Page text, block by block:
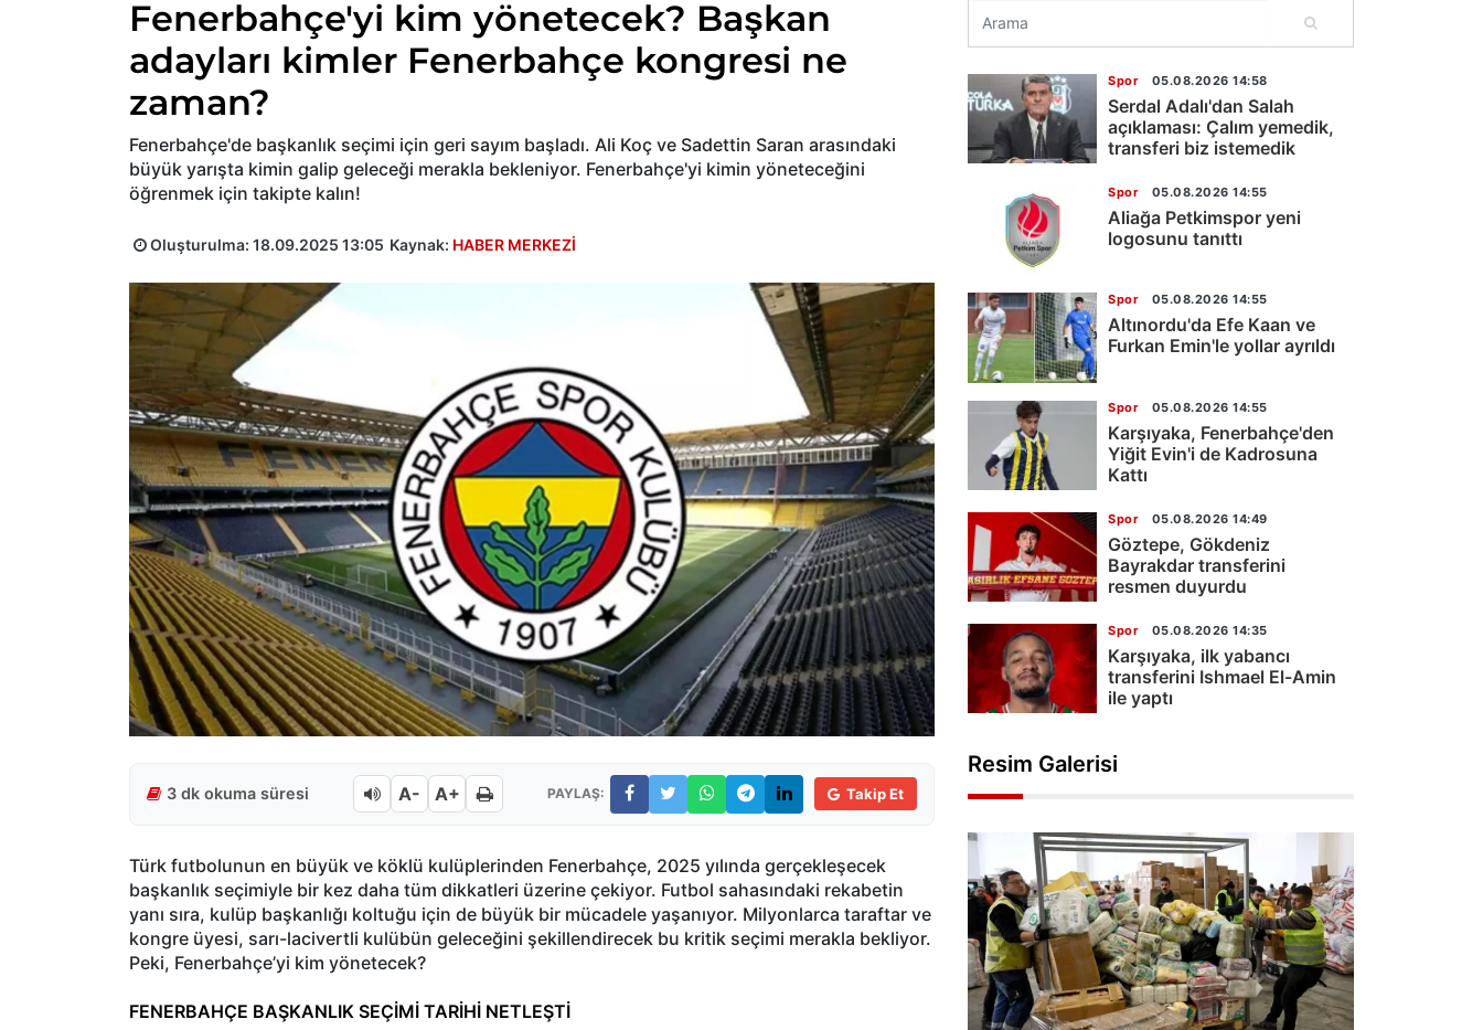
Fenerbahçe'yi kim yönetecek? Başkan
adayları kimler Fenerbahçe kongresi ne
zaman?
Fenerbahçe'de başkanlık seçimi için geri sayım başladı. Ali Koç ve Sadettin Saran arasındaki
büyük yarışta kimin galip geleceği merakla bekleniyor. Fenerbahçe'yi kimin yöneteceğini
öğrenmek için takipte kalın!
Oluşturulma: 18.09.2025 13:05 Kaynak: HABER MERKEZİ
3 dk okuma süresi A- A+ PAYLAŞ: Takip Et
Türk futbolunun en büyük ve köklü kulüplerinden Fenerbahçe, 2025 yılında gerçekleşecek
başkanlık seçimiyle bir kez daha tüm dikkatleri üzerine çekiyor. Futbol sahasındaki rekabetin
yanı sıra, kulüp başkanlığı koltuğu için de büyük bir mücadele yaşanıyor. Milyonlarca taraftar ve
kongre üyesi, sarı-lacivertli kulübün geleceğini şekillendirecek bu kritik seçimi merakla bekliyor.
Peki, Fenerbahçe’yi kim yönetecek?
FENERBAHÇE BAŞKANLIK SEÇİMİ TARİHİ NETLEŞTİ
Spor 05.08.2026 14:58
Serdal Adalı'dan Salah
açıklaması: Çalım yemedik,
transferi biz istemedik
Spor 05.08.2026 14:55
Aliağa Petkimspor yeni
logosunu tanıttı
Spor 05.08.2026 14:55
Altınordu'da Efe Kaan ve
Furkan Emin'le yollar ayrıldı
Spor 05.08.2026 14:55
Karşıyaka, Fenerbahçe'den
Yiğit Evin'i de Kadrosuna
Kattı
Spor 05.08.2026 14:49
Göztepe, Gökdeniz
Bayrakdar transferini
resmen duyurdu
Spor 05.08.2026 14:35
Karşıyaka, ilk yabancı
transferini Ishmael El-Amin
ile yaptı
Resim Galerisi